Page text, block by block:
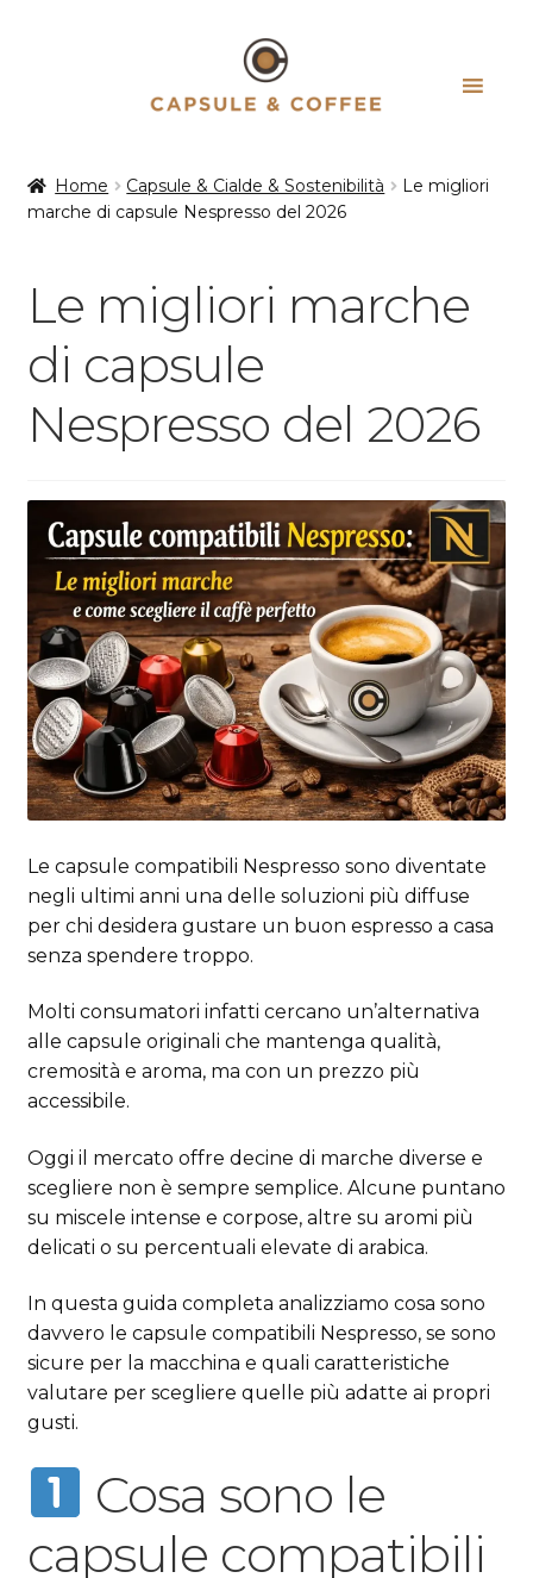
Home Capsule & Cialde & Sostenibilità
Le migliori
marche di capsule Nespresso del 2026
Le migliori marche
di capsule
Nespresso del 2026
Le capsule compatibili Nespresso sono diventate
negli ultimi anni una delle soluzioni più diffuse
per chi desidera gustare un buon espresso a casa
senza spendere troppo.
Molti consumatori infatti cercano un’alternativa
alle capsule originali che mantenga qualità,
cremosità e aroma, ma con un prezzo più
accessibile.
Oggi il mercato offre decine di marche diverse e
scegliere non è sempre semplice. Alcune puntano
su miscele intense e corpose, altre su aromi più
delicati o su percentuali elevate di arabica.
In questa guida completa analizziamo cosa sono
davvero le capsule compatibili Nespresso, se sono
sicure per la macchina e quali caratteristiche
valutare per scegliere quelle più adatte ai propri
gusti.
Cosa sono le
capsule compatibili